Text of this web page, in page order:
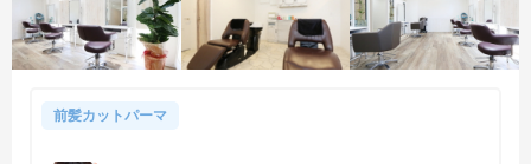
前髪カットパーマ